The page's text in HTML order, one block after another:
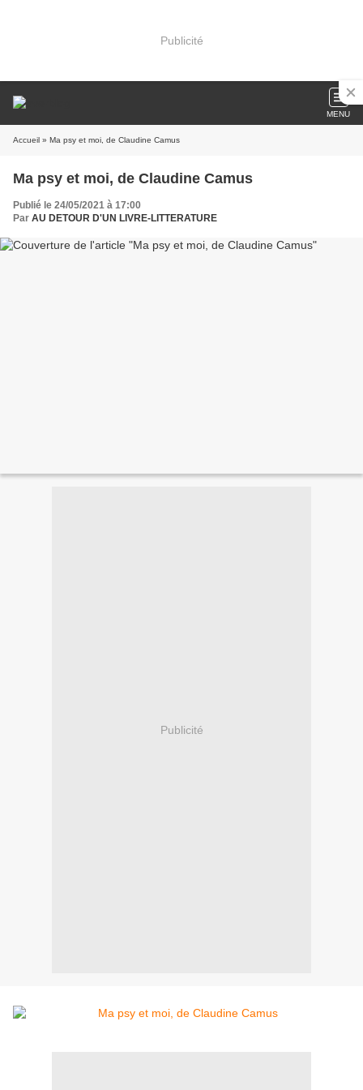
Publicité
MENU
Accueil » Ma psy et moi, de Claudine Camus
Ma psy et moi, de Claudine Camus
Publié le 24/05/2021 à 17:00
Par AU DETOUR D'UN LIVRE-LITTERATURE
Publicité